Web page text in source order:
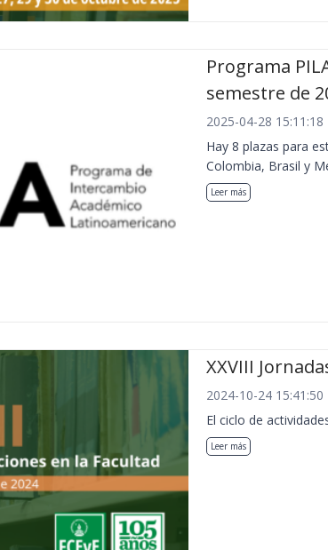
Programa
semestre de
2025-04-28 15:11:18
Hay 8 plazas para
Colombia, Brasil y
Leer más
XXVIII
2024-10-24 15:41:50
El ciclo de
Leer más